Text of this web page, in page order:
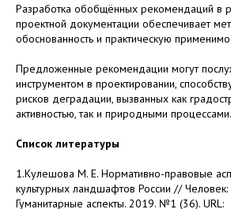
Разработка обобщённых рекомендаций в
проектной документации обеспечивает
обоснованность и практическую
Предложенные рекомендации могут
инструментом в проектировании,
рисков деградации, вызванных как
активностью, так и природными процессами.
Список литературы
1.Кулешова М. Е. Нормативно-правовые
культурных ландшафтов России // Человек:
Гуманитарные аспекты. 2019. №1 (36). URL: